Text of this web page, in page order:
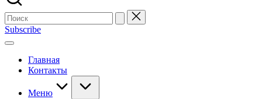
Поиск
для:
Subscribe
Главная
Контакты
Меню